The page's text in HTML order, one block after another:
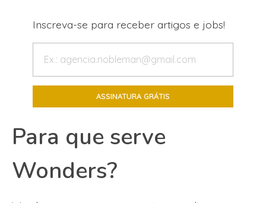
Inscreva-se para receber artigos e jobs!
Para que serve
Wonders?